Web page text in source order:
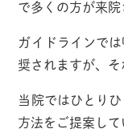
で多くの方が来院
ガイドラインで
奨されますが、そ
当院ではひとり
方法をご提案して